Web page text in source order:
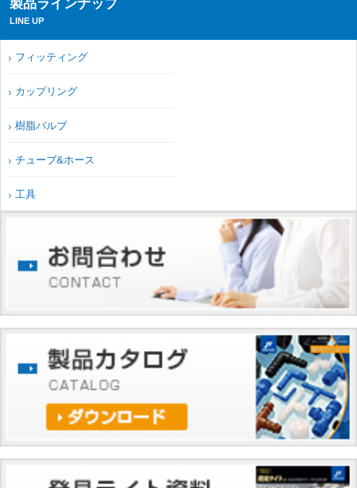
製品ラインナップ
LINE UP
フィッティング
カップリング
樹脂バルブ
チューブ&ホース
工具